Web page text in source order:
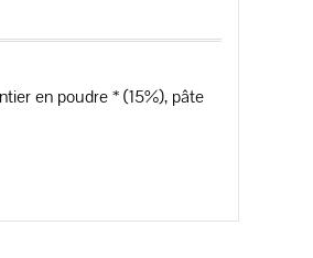
en poudre * (15%), pâte